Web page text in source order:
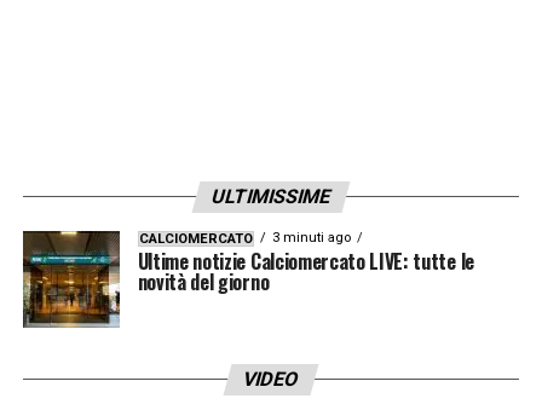
ULTIMISSIME
CALCIOMERCATO 3 minuti ago
Ultime notizie Calciomercato LIVE: tutte le
novità del giorno
VIDEO